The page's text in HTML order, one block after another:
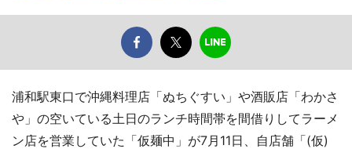
浦和駅東口で沖縄料理店「ぬちぐすい」や酒販店「わかさ
や」の空いている土日のランチ時間帯を間借りしてラーメ
ン店を営業していた「仮麺中」が7月11日、自店舗「(仮)